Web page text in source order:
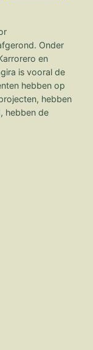
Onder
en
is vooral de
hebben op
hebben
hebben de